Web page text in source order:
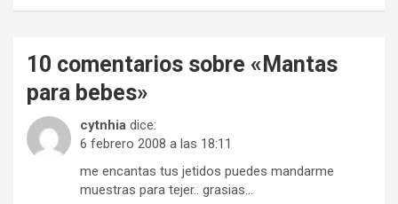
10 comentarios sobre « Mantas
para bebes»
cytnhia dice:
6 febrero 2008 a las 18:11
me encantas tus jetidos puedes mandarme
muestras para tejer.. grasias…